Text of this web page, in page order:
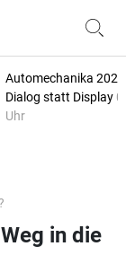
Automechanika
Dialog statt Display
Uhr
in die